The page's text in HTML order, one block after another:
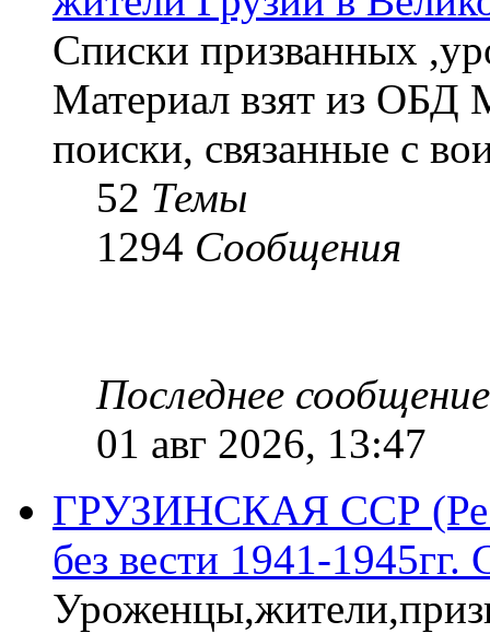
Списки призванных
Материал взят из ОБД
поиски, связанные с
52 Темы
1294 Сообщения
Последнее сообщение
01 авг 2026, 13:47
ГРУЗИНСКАЯ ССР
без вести 1941-